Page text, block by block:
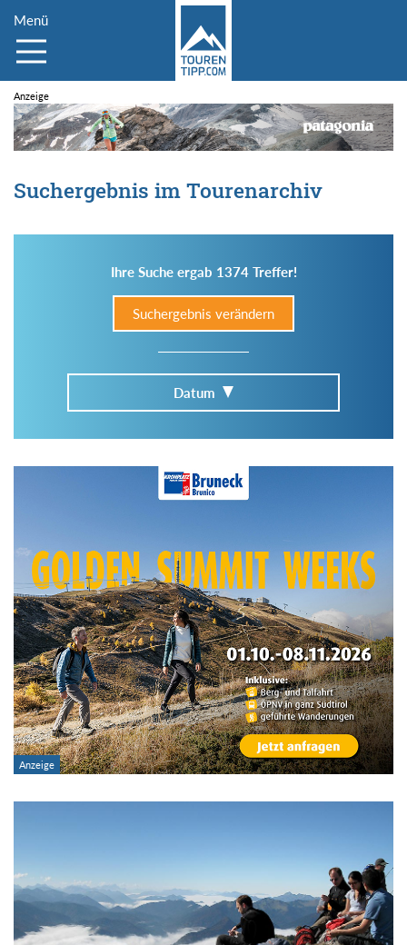
Menü
Suchergebnis im Tourenarchiv
Ihre Suche ergab 1374 Treffer!
Suchergebnis verändern
Datum
Im Tourenarchiv suchen
Region:
Gebirge:
Art der Tour:
Kondition (Tourdauer):